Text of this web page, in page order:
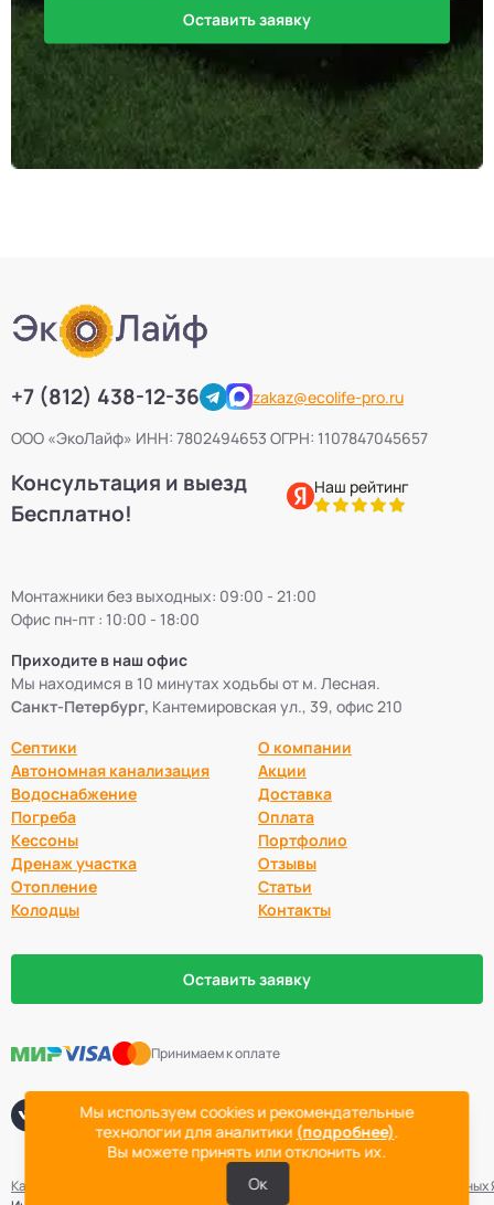
Оставить заявку
+7 (812) 438-12-36
zakaz@ecolife-pro.ru
ООО «ЭкоЛайф» ИНН: 7802494653 ОГРН: 1107847045657
Консультация и выезд
Бесплатно!
Наш рейтинг
Монтажники без выходных: 09:00 - 21:00
Офис пн-пт : 10:00 - 18:00
Приходите в наш офис
Мы находимся в 10 минутах ходьбы от м. Лесная.
Санкт-Петербург, Кантемировская ул., 39, офис 210
Септики
Автономная канализация
Водоснабжение
Погреба
Кессоны
Дренаж участка
Отопление
Колодцы
О компании
Акции
Доставка
Оплата
Портфолио
Отзывы
Статьи
Контакты
Оставить заявку
Принимаем к оплате
Давайте дружить
Карта сайта Политика конфиденциальности Согласие на обработку
Мы используем cookies и рекомендательные
технологии для аналитики (подробнее).
Вы можете принять или отклонить их.
Ок